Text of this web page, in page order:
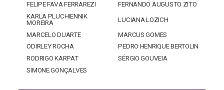
FELIPE FAVA FERRAREZI
FERNANDO AUGUSTO ZITO
KARLA PLUCHIENNIK
MOREIRA
LUCIANA LOZICH
MARCELO DUARTE
MARCUS GOMES
ODIRLEY ROCHA
PEDRO HENRIQUE BERTOLIN
RODRIGO KARPAT
SÉRGIO GOUVEIA
SIMONE GONÇALVES